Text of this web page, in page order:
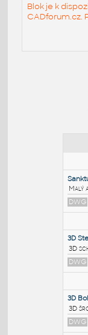
Blok je k
CADforum.cz.